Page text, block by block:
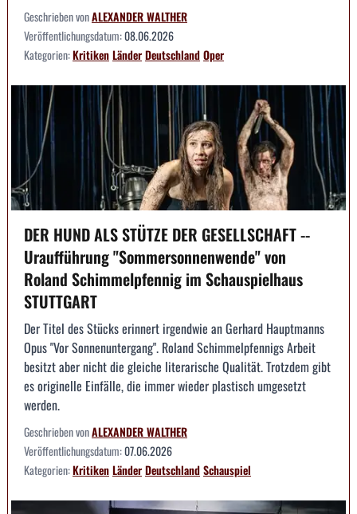
Geschrieben vonALEXANDER WALTHER
Veröffentlichungsdatum:08.06.2026
Kategorien:KritikenLänderDeutschlandOper
DER HUND ALS STÜTZE DER GESELLSCHAFT --
Uraufführung "Sommersonnenwende" von
Roland Schimmelpfennig im Schauspielhaus
STUTTGART
Der Titel des Stücks erinnert irgendwie an Gerhard Hauptmanns
Opus "Vor Sonnenuntergang". Roland Schimmelpfennigs Arbeit
besitzt aber nicht die gleiche literarische Qualität. Trotzdem gibt
es originelle Einfälle, die immer wieder plastisch umgesetzt
werden.
Geschrieben vonALEXANDER WALTHER
Veröffentlichungsdatum:07.06.2026
Kategorien:KritikenLänderDeutschlandSchauspiel